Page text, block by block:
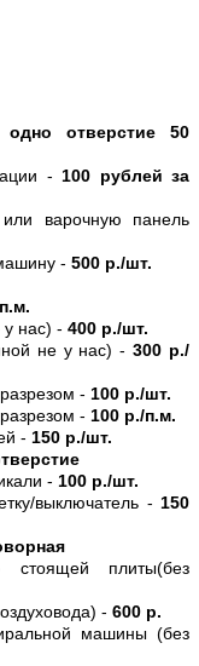
одно отверстие 50
- 100 рублей за
варочную панель
- 500 р./шт.
нас) - 400 р./шт.
не у нас) -300 р./
- 100 р./шт.
- 100 р./п.м.
- 150 р./шт.
- 100 р./шт.
выключатель - 150
стоящей плиты(без
- 600 р.
машины (без